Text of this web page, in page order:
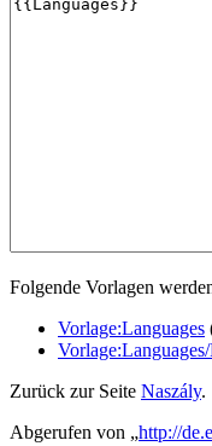
Folgende Vorlagen
Vorlage:Languages
Zurück zur Seite Naszály.
Abgerufen von „http://